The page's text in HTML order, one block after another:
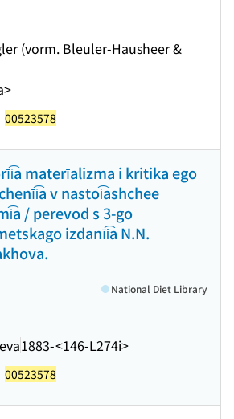
(vorm. Bleuler-Hausheer &
00523578
materīalizma i kritika ego
v nastoi͡ashchee
/ perevod s 3-go
izdanīi͡a N.N.
1883-<146-L274i>
National Diet Library
00523578